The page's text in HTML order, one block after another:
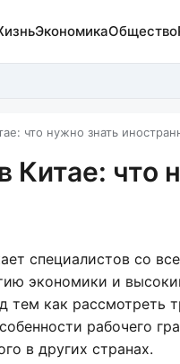
ЭкономикаОбщество
что нужно знать
Китае: что
специалистов со
экономики и
тем как рассмотреть
рабочего
в других странах.